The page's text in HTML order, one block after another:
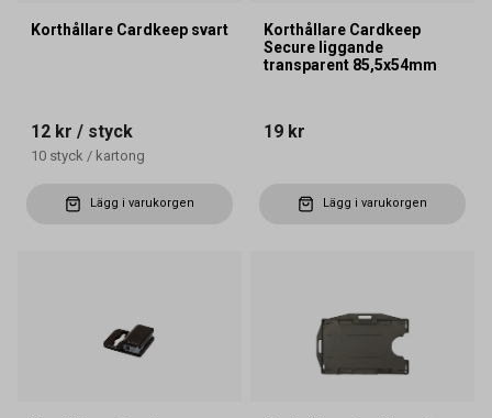
Korthållare Cardkeep svart
12 kr / styck
10 styck / kartong
Lägg i varukorgen
Korthållare Cardkeep
Secure liggande
transparent 85,5x54mm
19 kr
Lägg i varukorgen